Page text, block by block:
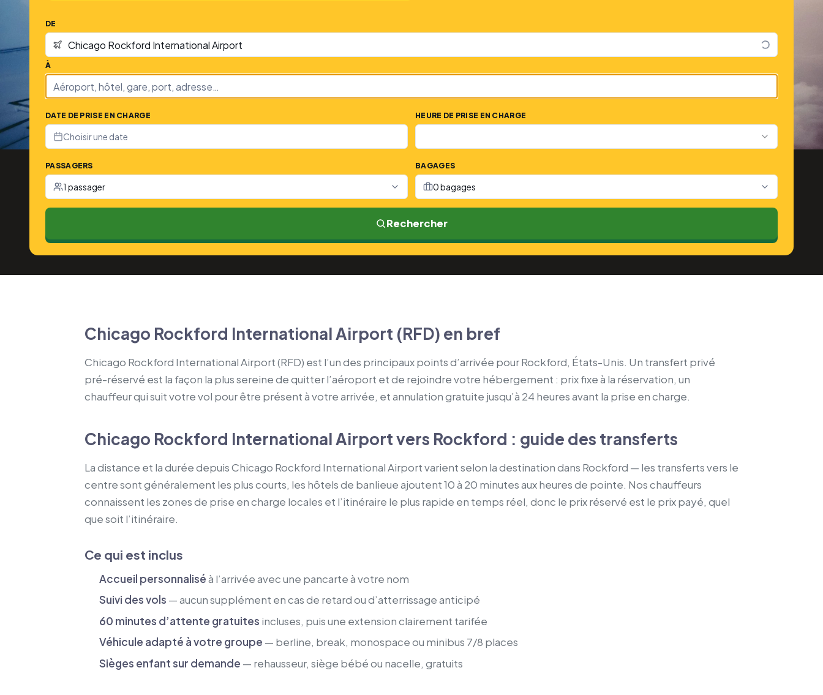
DE
À
DATE DE PRISE EN CHARGE
Choisir une date
HEURE DE PRISE EN CHARGE
PASSAGERS
1 passager
BAGAGES
0 bagages
Rechercher
Chicago Rockford International Airport (RFD) en bref
Chicago Rockford International Airport (RFD) est l’un des principaux points d’arrivée pour Rockford, États-Unis. Un transfert privé
pré-réservé est la façon la plus sereine de quitter l’aéroport et de rejoindre votre hébergement : prix fixe à la réservation, un
chauffeur qui suit votre vol pour être présent à votre arrivée, et annulation gratuite jusqu’à 24 heures avant la prise en charge.
Chicago Rockford International Airport vers Rockford : guide des transferts
La distance et la durée depuis Chicago Rockford International Airport varient selon la destination dans Rockford — les transferts vers le
centre sont généralement les plus courts, les hôtels de banlieue ajoutent 10 à 20 minutes aux heures de pointe. Nos chauffeurs
connaissent les zones de prise en charge locales et l’itinéraire le plus rapide en temps réel, donc le prix réservé est le prix payé, quel
que soit l’itinéraire.
Ce qui est inclus
Accueil personnaliséà l’arrivée avec une pancarte à votre nom
Suivi des vols — aucun supplément en cas de retard ou d’atterrissage anticipé
60 minutes d’attente gratuites incluses, puis une extension clairement tarifée
Véhicule adapté à votre groupe — berline, break, monospace ou minibus 7/8 places
Sièges enfant sur demande — rehausseur, siège bébé ou nacelle, gratuits